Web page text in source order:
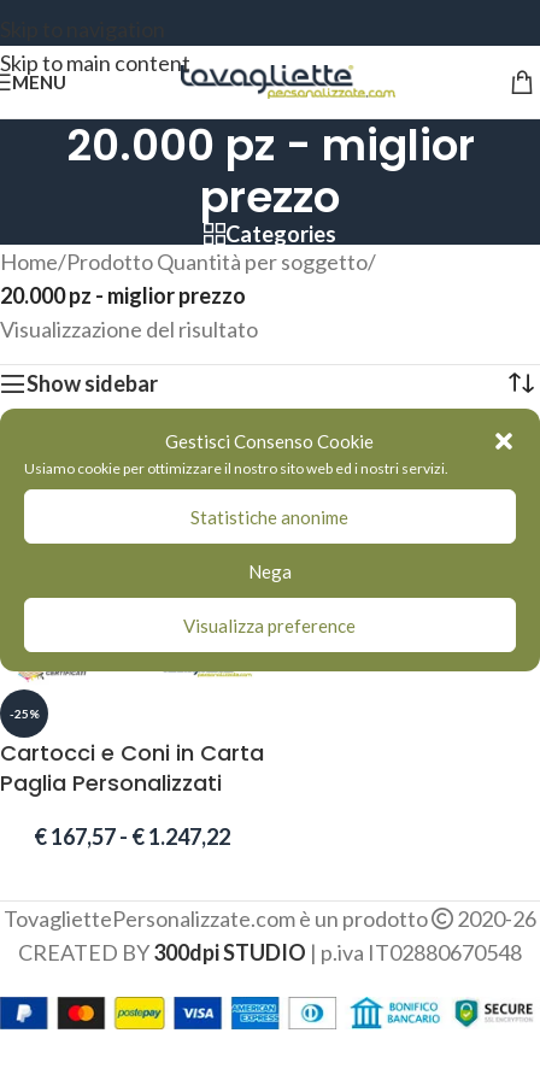
Gestisci Consenso Cookie
Usiamo cookie per ottimizzare il nostro sito web ed i nostri servizi.
Statistiche anonime
Nega
Visualizza preference
Skip to main content
MENU
20.000 pz - miglior
prezzo
Categories
Home/Prodotto Quantità per soggetto/
20.000 pz - miglior prezzo
Visualizzazione del risultato
Show sidebar
-25%
Cartocci e Coni in Carta
Paglia Personalizzati
€167,57- €1.247,22
TovagliettePersonalizzate.com è un prodotto
2020-26
CREATED BY300dpi STUDIO | p.iva IT02880670548